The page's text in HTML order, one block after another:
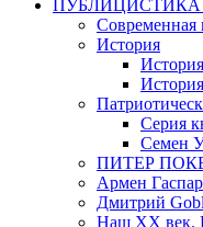
Современная
История
Серия
Семен
ПИТЕР
Армен
Дмитрий
Наш XX век.